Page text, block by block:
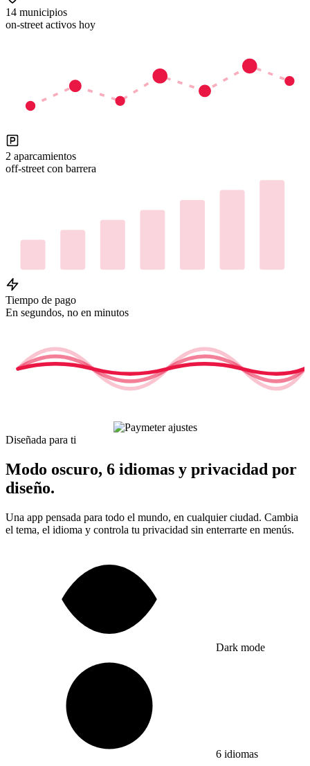
14 municipios
on-street activos hoy
2 aparcamientos
off-street con barrera
Tiempo de pago
En segundos, no en minutos
Diseñada para ti
Modo oscuro, 6 idiomas y privacidad por
diseño.
Una app pensada para todo el mundo, en cualquier ciudad. Cambia
el tema, el idioma y controla tu privacidad sin enterrarte en menús.
Dark mode
6 idiomas